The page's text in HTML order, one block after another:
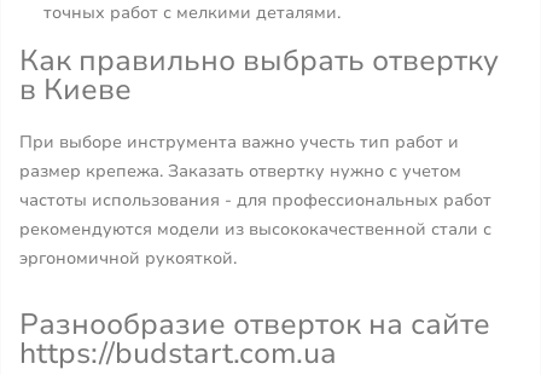
точных работ с мелкими деталями.
Как правильно выбрать отвертку
в Киеве
При выборе инструмента важно учесть тип работ и
размер крепежа. Заказать отвертку нужно с учетом
частоты использования - для профессиональных работ
рекомендуются модели из высококачественной стали с
эргономичной рукояткой.
Разнообразие отверток на сайте
https://budstart.com.ua